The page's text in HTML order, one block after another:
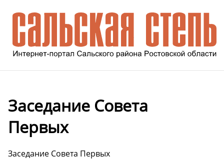
Заседание Совета
Первых
Заседание Совета Первых